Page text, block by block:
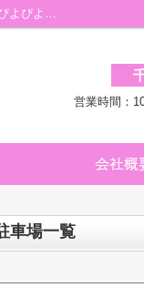
八街市の賃貸、店舗、事務所、土地(賃貸)、住宅以外建物全部、駐車場一覧｜千葉中央駅のぴよぴよ不動産 千葉店
営業時間：
車場一覧